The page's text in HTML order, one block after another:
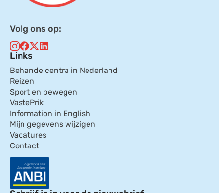
Volg ons op:
Links
Behandelcentra in Nederland
Reizen
Sport en bewegen
VastePrik
Information in English
Mijn gegevens wijzigen
Vacatures
Contact